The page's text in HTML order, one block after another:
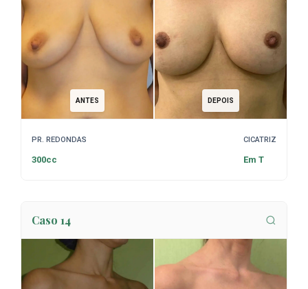
ANTES DEPOIS
PR. REDONDAS
300cc
CICATRIZ
Em T
Caso 14